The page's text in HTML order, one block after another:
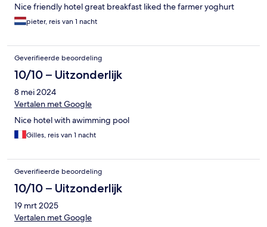
Nice friendly hotel great breakfast liked the farmer yoghurt
pieter, reis van 1 nacht
Geverifieerde beoordeling
10/10 – Uitzonderlijk
8 mei 2024
Vertalen met Google
Nice hotel with awimming pool
Gilles, reis van 1 nacht
Geverifieerde beoordeling
10/10 – Uitzonderlijk
19 mrt 2025
Vertalen met Google